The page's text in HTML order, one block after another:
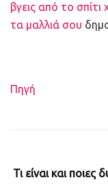
βγεις από το σπίτι
τα μαλλιά σου
Πηγή
Τι είναι και